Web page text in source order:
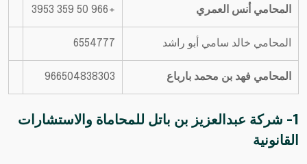
المحامي أنس العمري +966 50 359 3953
المحامي خالد سامي أبو راشد 6554777
المحامي فهد بن محمد بارباع 966504838303
1- شركة عبدالعزيز بن باتل للمحاماة والاستشارات
القانونية